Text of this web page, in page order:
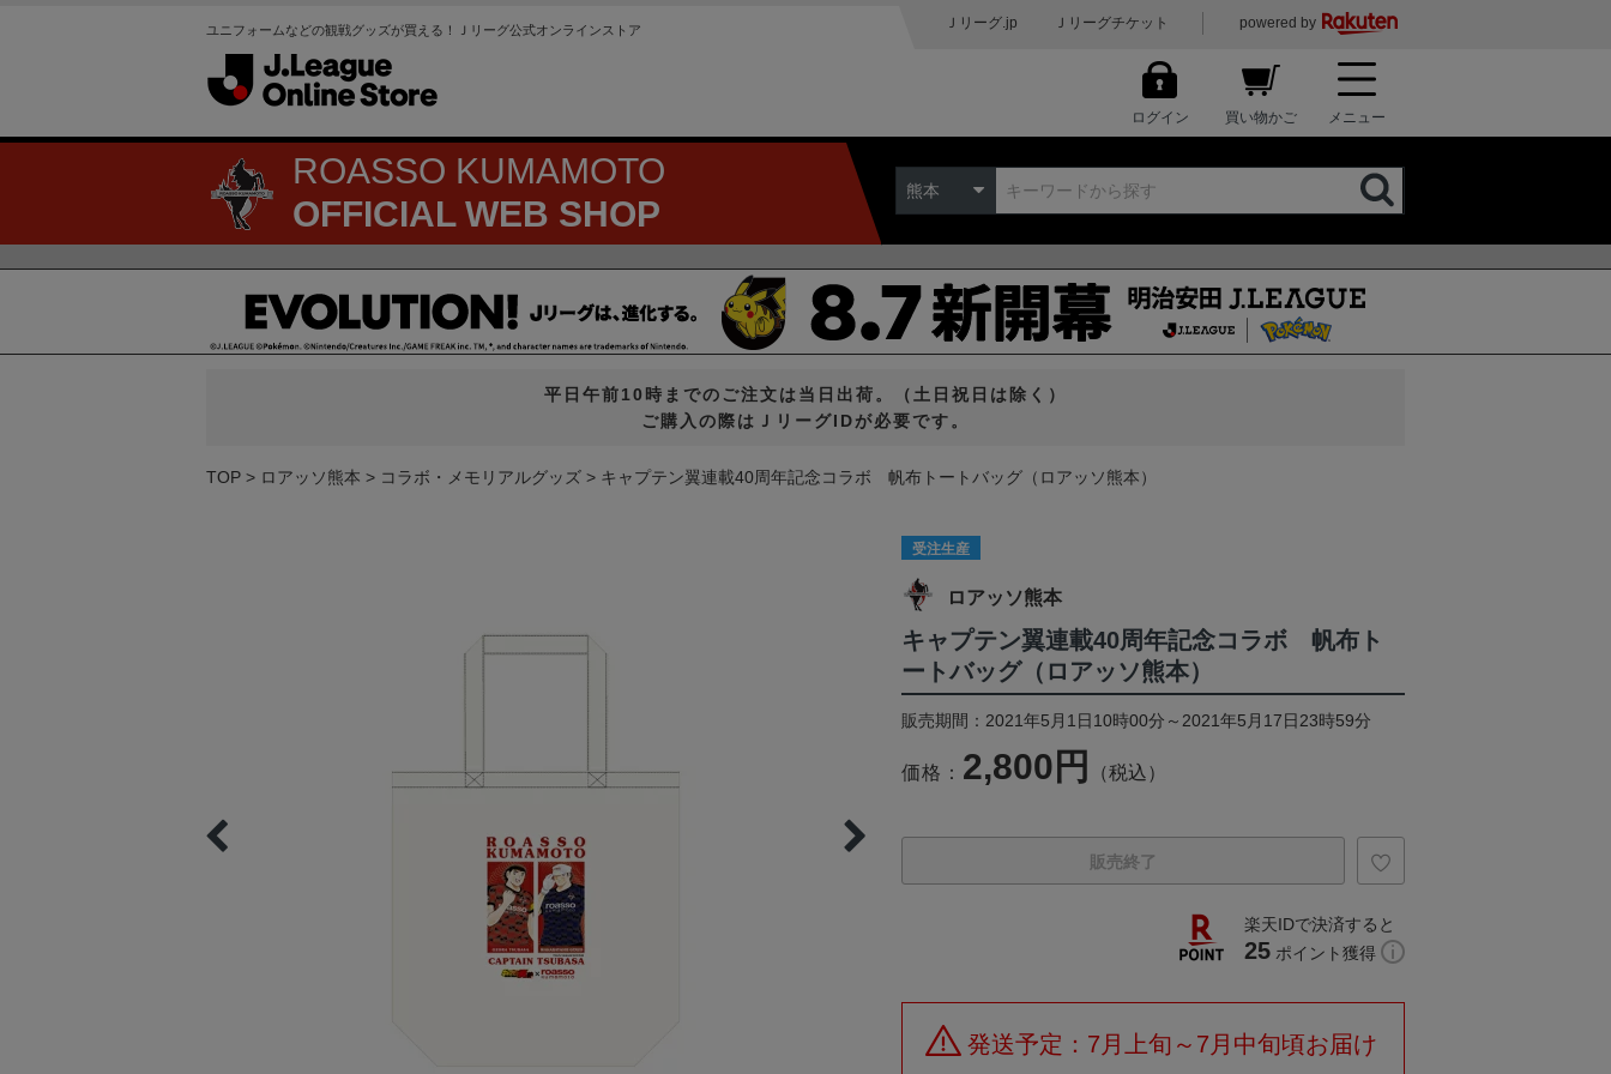
ユニフォームなどの観戦グッズが買える！Ｊリーグ公式オンラインストア Ｊリーグ.jp Ｊリーグチケット powered by
ログイン 買い物かご メニュー
ROASSO KUMAMOTO
OFFICIAL WEB SHOP
熊本
平日午前10時までのご注文は当日出荷。（土日祝日は除く）
ご購入の際はＪリーグIDが必要です。
TOP ロアッソ熊本 コラボ・メモリアルグッズ キャプテン翼連載40周年記念コラボ 帆布トートバッグ（ロアッソ熊本）
受注生産
ロアッソ熊本
キャプテン翼連載40周年記念コラボ 帆布ト
ートバッグ（ロアッソ熊本）
販売期間：2021年5月1日10時00分～2021年5月17日23時59分
価格： 2,800円 （税込）
販売終了
楽天IDで決済すると
25 ポイント獲得
発送予定：7月上旬～7月中旬頃お届け